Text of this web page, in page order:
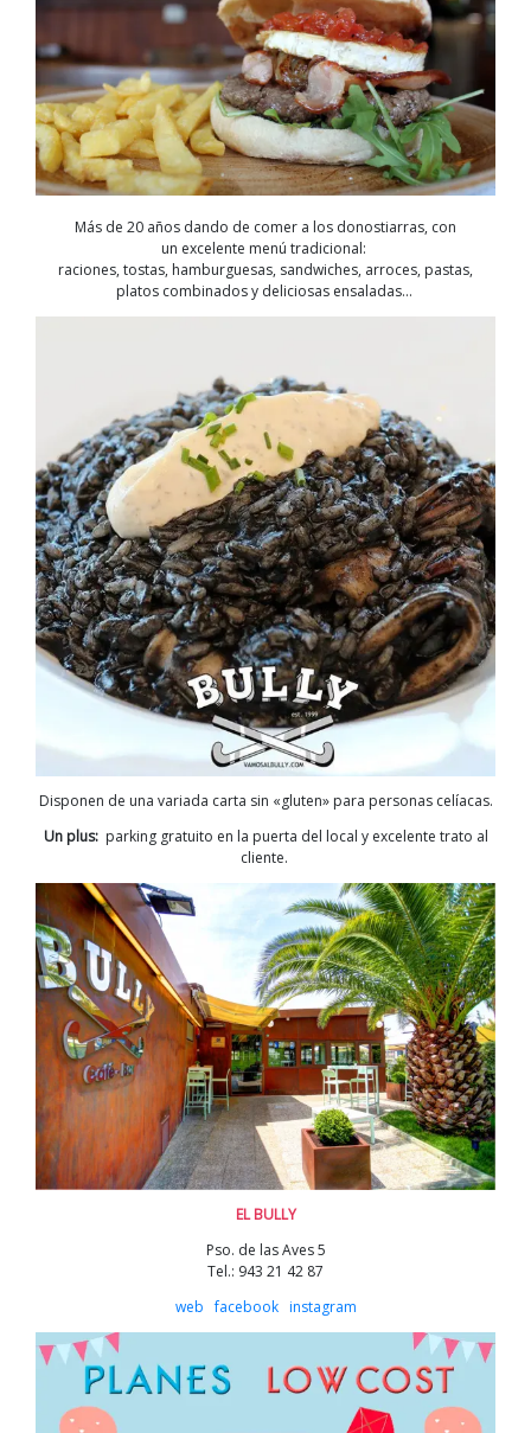
Más de 20 años dando de comer a los donostiarras, con
un excelente menú tradicional:
raciones, tostas, hamburguesas, sandwiches, arroces, pastas,
platos combinados y deliciosas ensaladas…
Disponen de una variada carta sin «gluten» para personas celíacas.
Un plus: parking gratuito en la puerta del local y excelente trato al
cliente.
EL BULLY
Pso. de las Aves 5
Tel.: 943 21 42 87
web facebook instagram